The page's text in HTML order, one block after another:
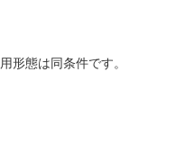
形態は同条件です。